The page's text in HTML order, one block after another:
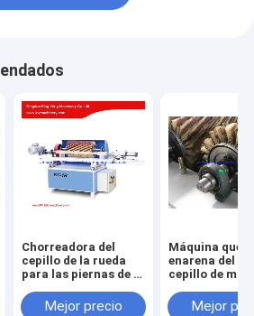
Chorreadora del
cepillo de la rueda
para las piernas de la
Mejor precio
Máquina que
enarena del
cepillo de
cepillo del
Mejor